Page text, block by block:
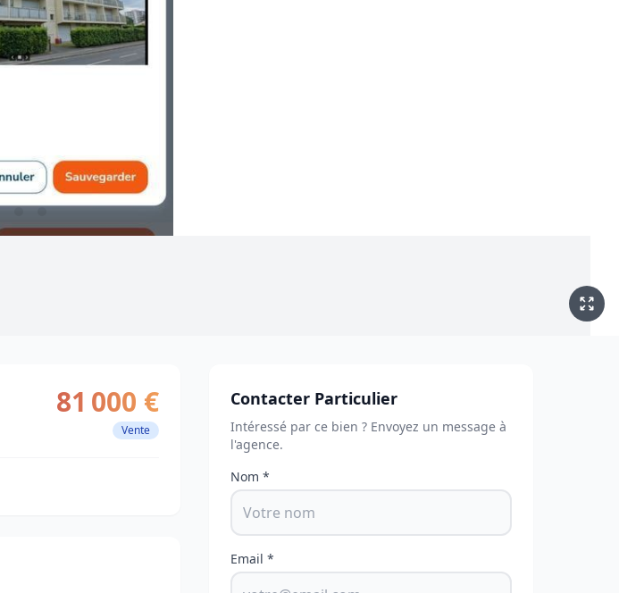
81 000 €
Vente
Contacter Particulier
Intéressé par ce bien ? Envoyez un message à
l'agence.
Nom *
Email *